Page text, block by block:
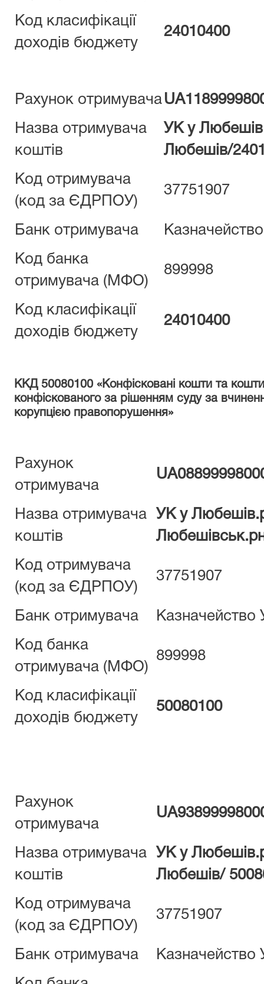
Код класифікації
доходів бюджету
24010400
Рахунок отримувача
Назва отримувача
коштів
УК у
Любешів/
Код отримувача
(код за ЄДРПОУ)
37751907
Банк отримувача
Код банка
отримувача (МФО)
899998
Код класифікації
доходів бюджету
24010400
ККД 50080100 «Конфісковані кошти та
конфіскованого за рішенням суду за
корупцією правопорушення»
Рахунок
отримувача
Назва отримувача
коштів
УК у
Код отримувача
(код за ЄДРПОУ)
37751907
Банк отримувача Казначейство
Код банка
отримувача (МФО)
899998
Код класифікації
доходів бюджету
50080100
Рахунок
отримувача
Назва отримувача
коштів
УК у
Любешів/
Код отримувача
(код за ЄДРПОУ)
37751907
Банк отримувача Казначейство